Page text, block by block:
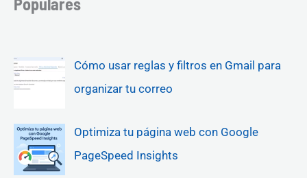
Cómo usar reglas y filtros en Gmail para
organizar tu correo
Optimiza tu página web con Google
PageSpeed Insights